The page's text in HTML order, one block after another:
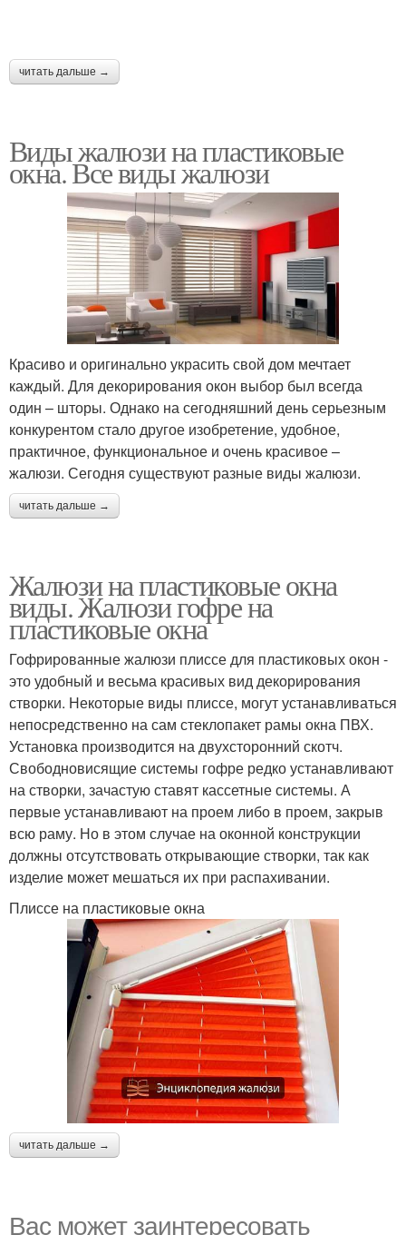
читать дальше →
Виды жалюзи на пластиковые
окна. Все виды жалюзи
Красиво и оригинально украсить свой дом мечтает
каждый. Для декорирования окон выбор был всегда
один – шторы. Однако на сегодняшний день серьезным
конкурентом стало другое изобретение, удобное,
практичное, функциональное и очень красивое –
жалюзи. Сегодня существуют разные виды жалюзи.
читать дальше →
Жалюзи на пластиковые окна
виды. Жалюзи гофре на
пластиковые окна
Гофрированные жалюзи плиссе для пластиковых окон -
это удобный и весьма красивых вид декорирования
створки. Некоторые виды плиссе, могут устанавливаться
непосредственно на сам стеклопакет рамы окна ПВХ.
Установка производится на двухсторонний скотч.
Свободновисящие системы гофре редко устанавливают
на створки, зачастую ставят кассетные системы. А
первые устанавливают на проем либо в проем, закрыв
всю раму. Но в этом случае на оконной конструкции
должны отсутствовать открывающие створки, так как
изделие может мешаться их при распахивании.
Плиссе на пластиковые окна
читать дальше →
Вас может заинтересовать